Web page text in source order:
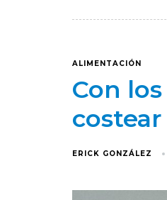
ALIMENTACIÓN
Con
ERICK GONZÁLEZ